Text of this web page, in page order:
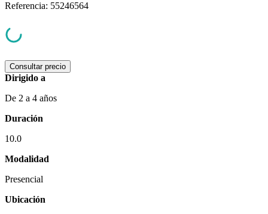
Referencia: 55246564
Consultar precio
Dirigido a
De 2 a 4 años
Duración
10.0
Modalidad
Presencial
Ubicación